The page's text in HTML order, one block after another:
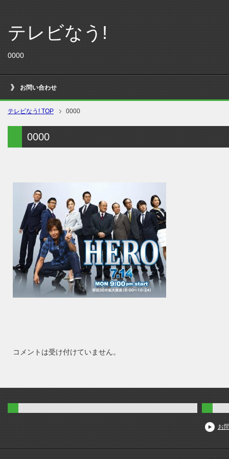
テレビなう!
0000
お問い合わせ
テレビなう! TOP 0000
0000
コメントは受け付けていません。
お